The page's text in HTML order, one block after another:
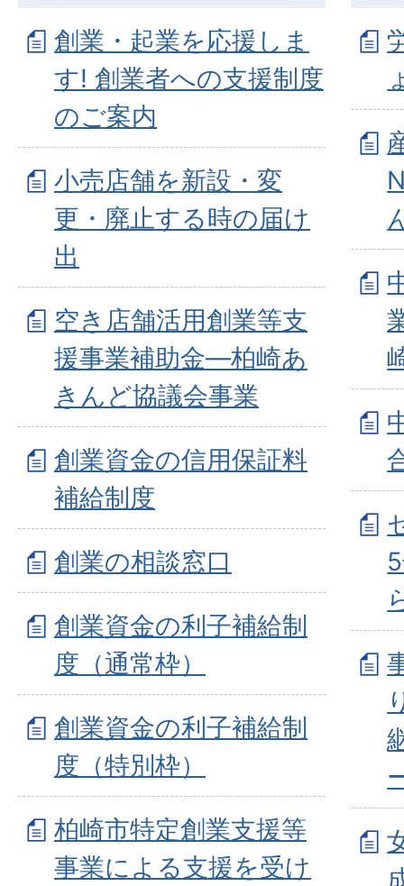
創業・起業を応援しま
す! 創業者への支援制度
のご案内
小売店舗を新設・変
更・廃止する時の届け
出
空き店舗活用創業等支
援事業補助金―柏崎あ
きんど協議会事業
創業資金の信用保証料
補給制度
創業の相談窓口
創業資金の利子補給制
度（通常枠）
創業資金の利子補給制
度（特別枠）
柏崎市特定創業支援等
事業による支援を受け